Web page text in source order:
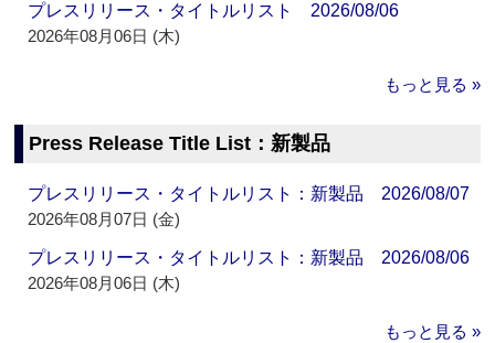
プレスリリース・タイトルリスト 2026/08/06
2026年08月06日 (木)
もっと見る »
Press Release Title List：新製品
プレスリリース・タイトルリスト：新製品 2026/08/07
2026年08月07日 (金)
プレスリリース・タイトルリスト：新製品 2026/08/06
2026年08月06日 (木)
もっと見る »